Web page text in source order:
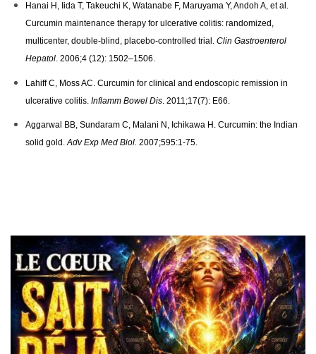
Hanai H, Iida T, Takeuchi K, Watanabe F, Maruyama Y, Andoh A, et al.
Curcumin maintenance therapy for ulcerative colitis: randomized,
multicenter, double-blind, placebo-controlled trial. Clin Gastroenterol
Hepatol. 2006;4 (12): 1502–1506.
Lahiff C, Moss AC. Curcumin for clinical and endoscopic remission in
ulcerative colitis. Inflamm Bowel Dis. 2011;17(7): E66.
Aggarwal BB, Sundaram C, Malani N, Ichikawa H. Curcumin: the Indian
solid gold.Adv Exp Med Biol. 2007;595:1-75.